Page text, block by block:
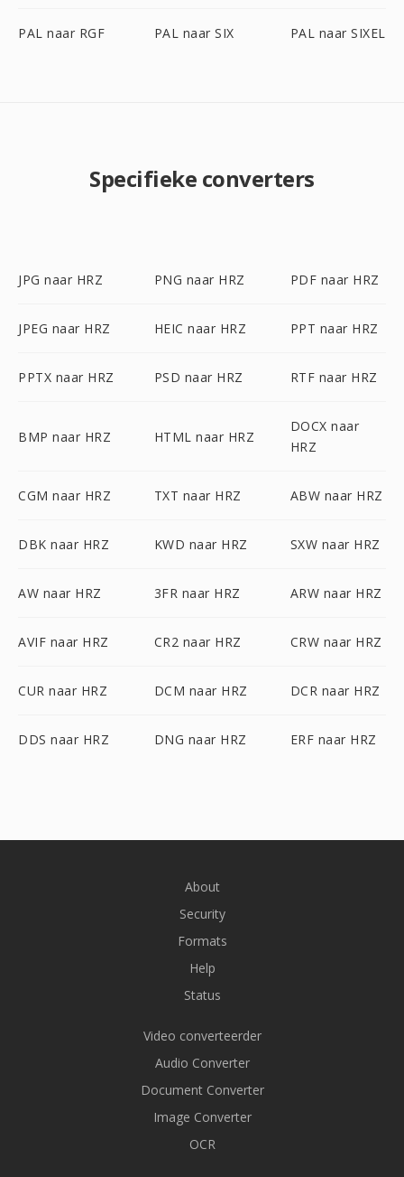
PAL naar RGF PAL naar SIX PAL naar SIXEL
Specifieke converters
JPG naar HRZ PNG naar HRZ PDF naar HRZ
JPEG naar HRZ HEIC naar HRZ PPT naar HRZ
PPTX naar HRZ PSD naar HRZ RTF naar HRZ
BMP naar HRZ HTML naar HRZ
DOCX naar
HRZ
CGM naar HRZ TXT naar HRZ ABW naar HRZ
DBK naar HRZ KWD naar HRZ SXW naar HRZ
AW naar HRZ 3FR naar HRZ ARW naar HRZ
AVIF naar HRZ CR2 naar HRZ CRW naar HRZ
CUR naar HRZ DCM naar HRZ DCR naar HRZ
DDS naar HRZ DNG naar HRZ ERF naar HRZ
About
Security
Formats
Help
Status
Video converteerder
Audio Converter
Document Converter
Image Converter
OCR